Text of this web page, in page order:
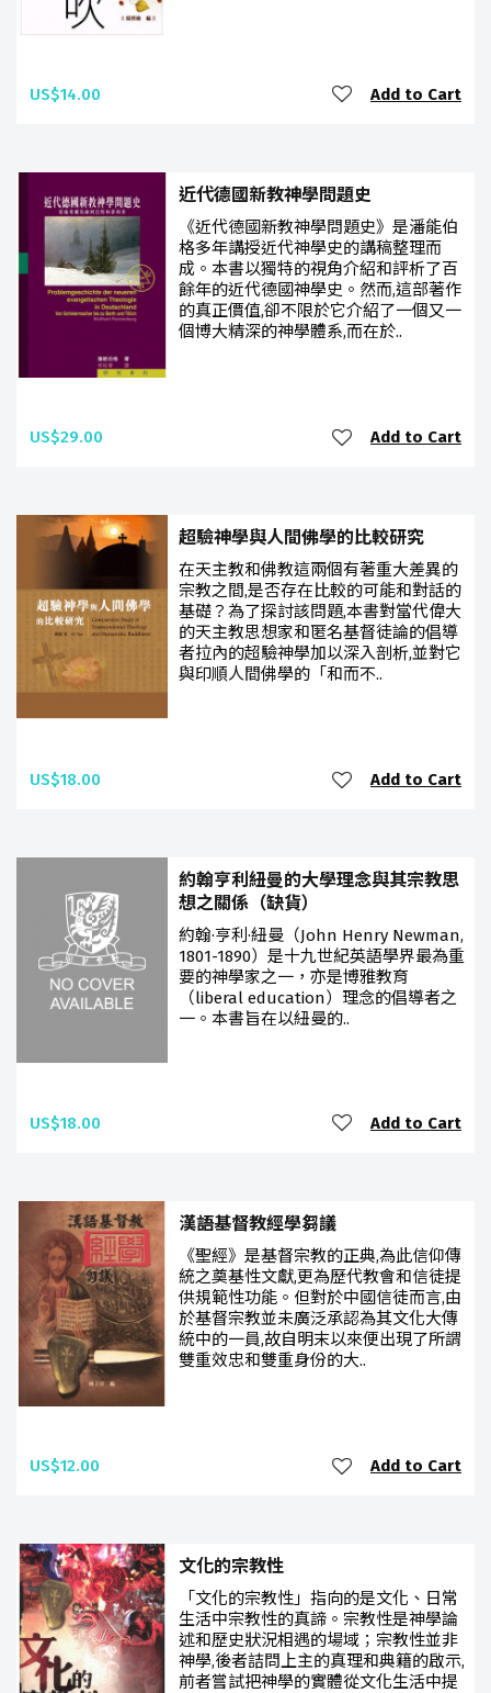
US$14.00 Add to Cart
近代德國新教神學問題史
《近代德國新教神學問題史》是潘能伯
格多年講授近代神學史的講稿整理而
成。本書以獨特的視角介紹和評析了百
餘年的近代德國神學史。然而,這部著作
的真正價值,卻不限於它介紹了一個又一
個博大精深的神學體系,而在於..
US$29.00 Add to Cart
超驗神學與人間佛學的比較研究
在天主教和佛教這兩個有著重大差異的
宗教之間,是否存在比較的可能和對話的
基礎？為了探討該問題,本書對當代偉大
的天主教思想家和匿名基督徒論的倡導
者拉內的超驗神學加以深入剖析,並對它
與印順人間佛學的「和而不..
US$18.00 Add to Cart
約翰亨利紐曼的大學理念與其宗教思
想之關係（缺貨）
約翰·亨利·紐曼（John Henry Newman,
1801-1890）是十九世紀英語學界最為重
要的神學家之一，亦是博雅教育
（liberal education）理念的倡導者之
一。本書旨在以紐曼的..
US$18.00 Add to Cart
漢語基督教經學芻議
《聖經》是基督宗教的正典,為此信仰傳
統之奠基性文獻,更為歷代教會和信徒提
供規範性功能。但對於中國信徒而言,由
於基督宗教並未廣泛承認為其文化大傳
統中的一員,故自明末以來便出現了所謂
雙重效忠和雙重身份的大..
US$12.00 Add to Cart
文化的宗教性
「文化的宗教性」指向的是文化、日常
生活中宗教性的真諦。宗教性是神學論
述和歷史狀況相遇的場域；宗教性並非
神學,後者詰問上主的真理和典籍的啟示,
前者嘗試把神學的實體從文化生活中提